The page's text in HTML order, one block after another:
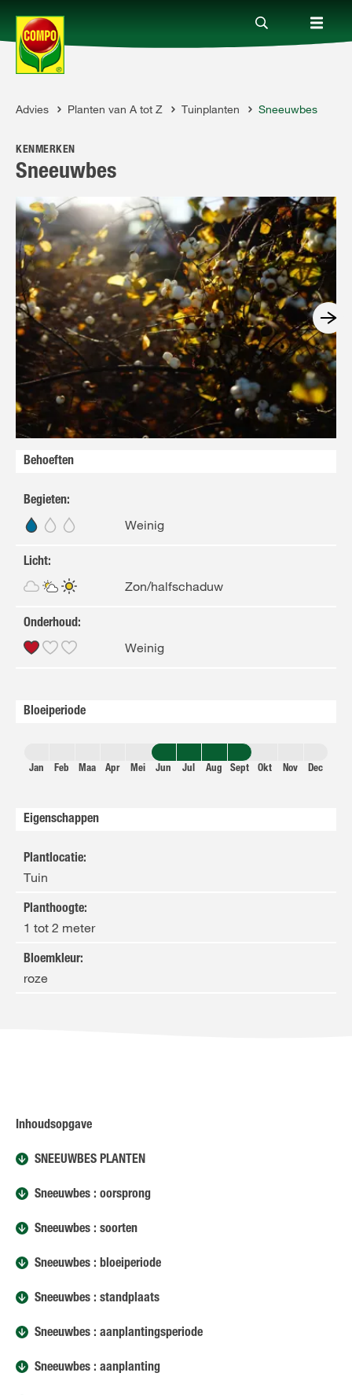
Producten
Advies
Thema's
Tot je dienst
Onderneming
FR NL
Advies Planten van A tot Z Tuinplanten Sneeuwbes
KENMERKEN
Sneeuwbes
Behoeften
Begieten:
Weinig
Licht:
Zon/halfschaduw
Onderhoud:
Weinig
Bloeiperiode
Jan Feb Maa Apr Mei Jun Jul Aug Sept Okt Nov Dec
Eigenschappen
Plantlocatie:
Tuin
Planthoogte:
1 tot 2 meter
Bloemkleur:
roze
Inhoudsopgave
SNEEUWBES PLANTEN
Sneeuwbes : oorsprong
Sneeuwbes : soorten
Sneeuwbes : bloeiperiode
Sneeuwbes : standplaats
Sneeuwbes : aanplantingsperiode
Sneeuwbes : aanplanting